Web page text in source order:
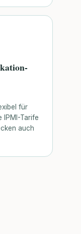
für
IPMI-Tarife
auch